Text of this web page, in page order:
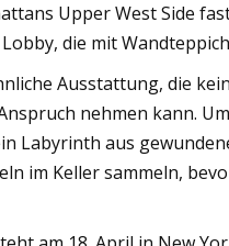
Upper West Side
die mit
Ausstattung, die
nehmen kann.
Labyrinth aus
im Keller sammeln,